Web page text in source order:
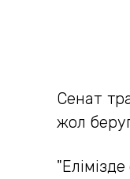
Сенат
жол